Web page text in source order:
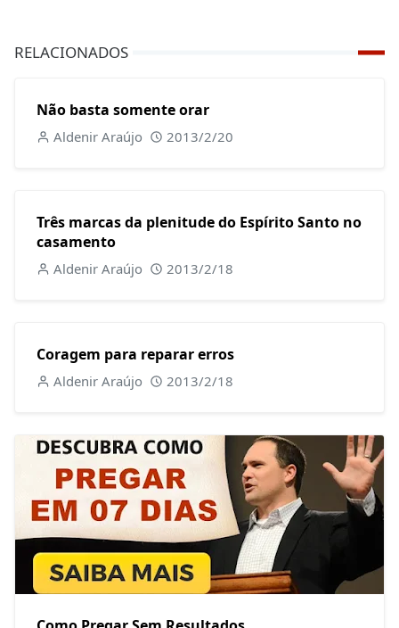
RELACIONADOS
Não basta somente orar
Aldenir Araújo 2013/2/20
Três marcas da plenitude do Espírito Santo no
casamento
Aldenir Araújo 2013/2/18
Coragem para reparar erros
Aldenir Araújo 2013/2/18